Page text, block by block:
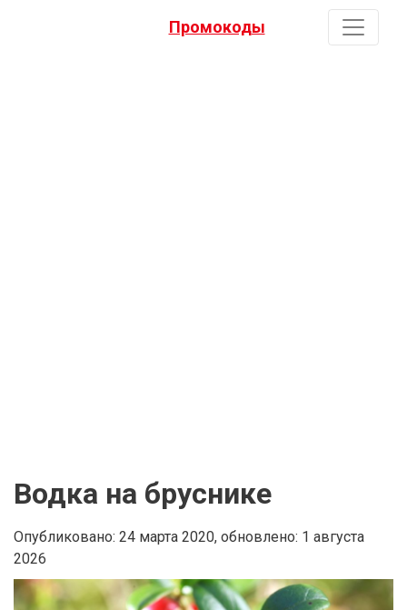
Промокоды
Водка на бруснике
Опубликовано: 24 марта 2020, обновлено: 1 августа
2026